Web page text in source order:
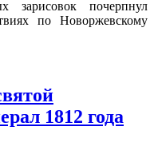
почерпнул
по Новоржевскому
1812 года